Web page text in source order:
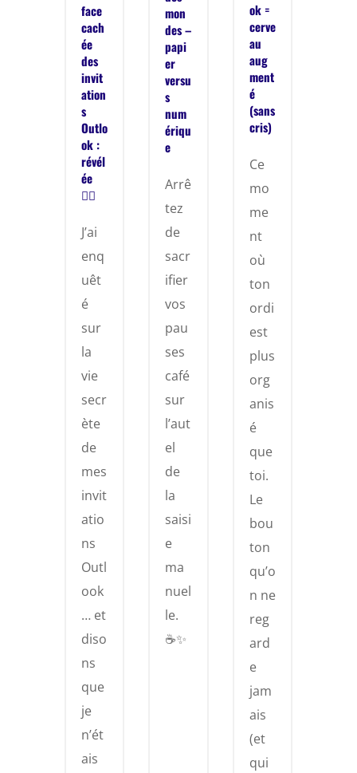
face
cach
ée
des
invit
ation
s
Outlo
ok :
révél
ée
🕵️‍♀️
J’ai
enq
uêt
é
sur
la
vie
secr
ète
de
mes
invit
atio
ns
Outl
ook
… et
diso
ns
que
je
n’ét
ais
mon
des –
papi
er
versu
s
num
ériqu
e
Arrê
tez
de
sacr
ifier
vos
pau
ses
café
sur
l’aut
el
de
la
saisi
e
ma
nuel
le.
☕️✨
ok =
cerve
au
aug
ment
é
(sans
cris)
Ce
mo
me
nt
où
ton
ordi
est
plus
org
anis
é
que
toi.
Le
bou
ton
qu’o
n ne
reg
ard
e
jam
ais
(et
qui